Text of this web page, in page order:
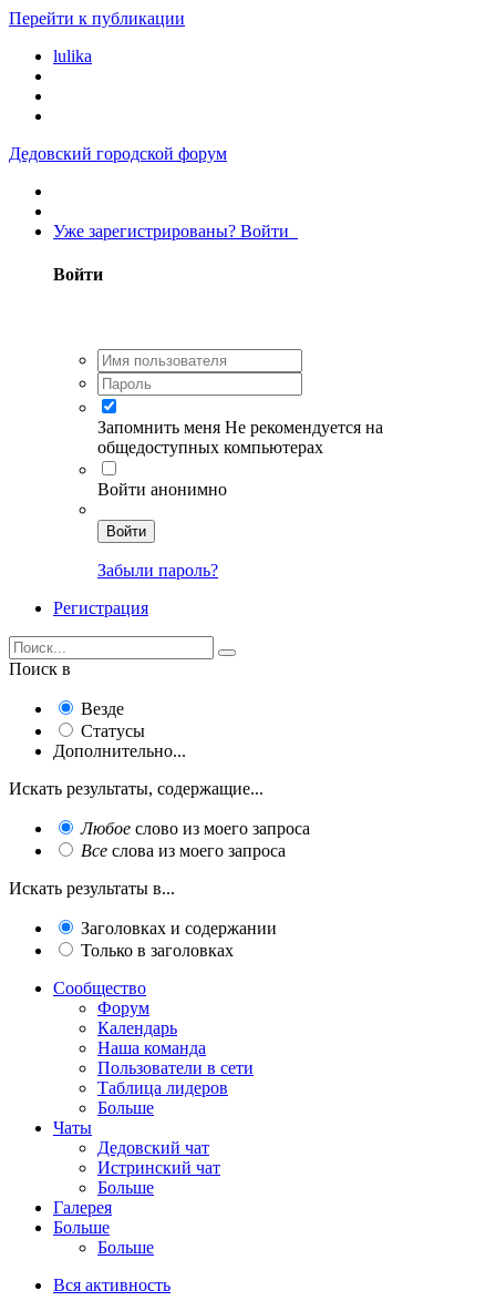
Перейти к публикации
lulika
Дедовский городской форум
Уже зарегистрированы? Войти
Войти
Запомнить меня Не рекомендуется на
общедоступных компьютерах
Войти анонимно
Войти
Забыли пароль?
Регистрация
Поиск в
Везде
Статусы
Дополнительно...
Искать результаты, содержащие...
Любое слово из моего запроса
Все слова из моего запроса
Искать результаты в...
Заголовках и содержании
Только в заголовках
Сообщество
Форум
Календарь
Наша команда
Пользователи в сети
Таблица лидеров
Больше
Чаты
Дедовский чат
Истринский чат
Больше
Галерея
Больше
Больше
Вся активность